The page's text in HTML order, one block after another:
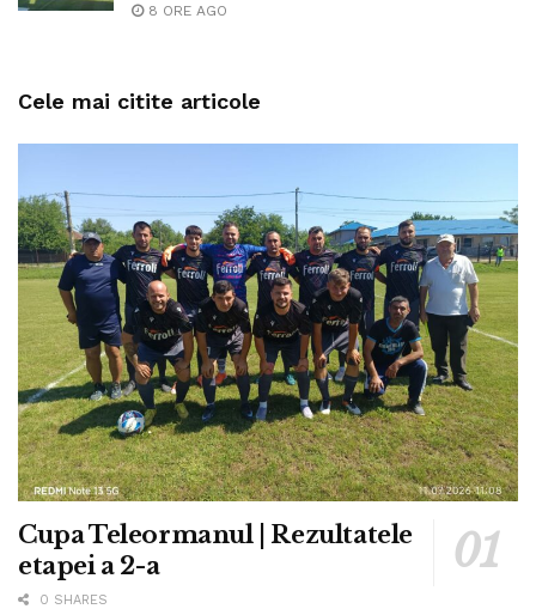
8 ORE AGO
Cele mai citite articole
Cupa Teleormanul | Rezultatele
etapei a 2-a
0 SHARES